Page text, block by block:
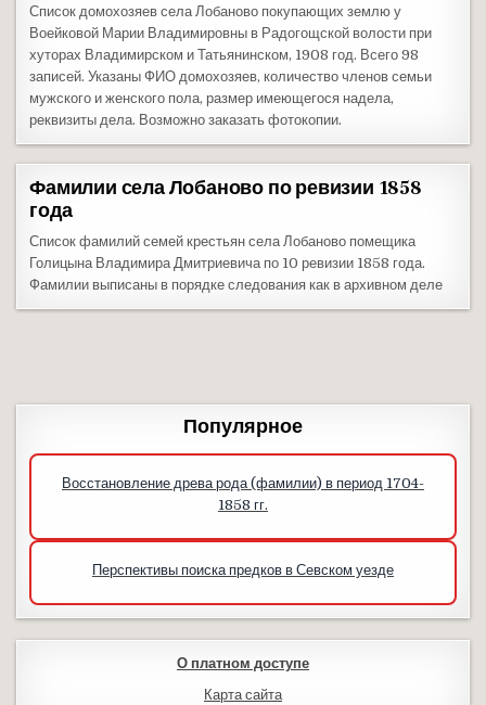
Список домохозяев села Лобаново покупающих землю у
Воейковой Марии Владимировны в Радогощской волости при
хуторах Владимирском и Татьянинском, 1908 год. Всего 98
записей. Указаны ФИО домохозяев, количество членов семьи
мужского и женского пола, размер имеющегося надела,
реквизиты дела. Возможно заказать фотокопии.
Фамилии села Лобаново по ревизии 1858
года
Список фамилий семей крестьян села Лобаново помещика
Голицына Владимира Дмитриевича по 10 ревизии 1858 года.
Фамилии выписаны в порядке следования как в архивном деле
Популярное
Восстановление древа рода (фамилии) в период 1704-
1858 гг.
Перспективы поиска предков в Севском уезде
О платном доступе
Карта сайта